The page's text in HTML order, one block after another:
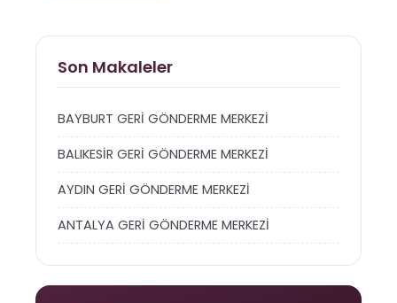
Son Makaleler
BAYBURT GERİ GÖNDERME MERKEZİ
BALIKESİR GERİ GÖNDERME MERKEZİ
AYDIN GERİ GÖNDERME MERKEZİ
ANTALYA GERİ GÖNDERME MERKEZİ